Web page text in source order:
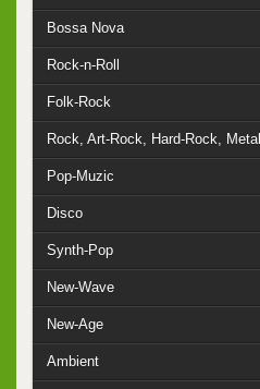
Bossa Nova
Rock-n-Roll
Folk-Rock
Rock, Art-Rock, Hard-Rock, Metal
Pop-Muzic
Disco
Synth-Pop
New-Wave
New-Age
Ambient